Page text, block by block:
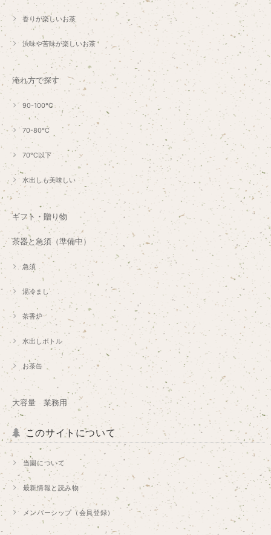
香りが楽しいお茶
渋味や苦味が楽しいお茶
淹れ方で探す
90-100℃
70-80℃
70℃以下
水出しも美味しい
ギフト・贈り物
茶器と急須（準備中）
急須
湯冷まし
茶香炉
水出しボトル
お茶缶
大容量 業務用
このサイトについて
当園について
最新情報と読み物
メンバーシップ（会員登録）